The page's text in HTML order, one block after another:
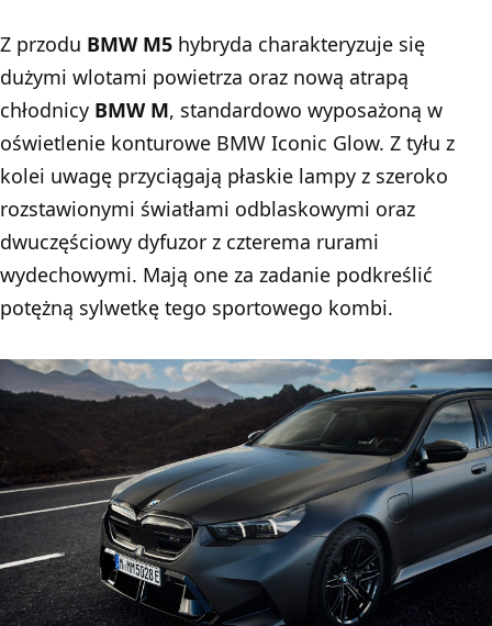
Z przodu BMWM5 hybryda charakteryzuje się
dużymi wlotami powietrza oraz nową atrapą
chłodnicy BMW M, standardowo wyposażoną w
oświetlenie konturowe BMW Iconic Glow. Z tyłu z
kolei uwagę przyciągają płaskie lampy z szeroko
rozstawionymi światłami odblaskowymi oraz
dwuczęściowy dyfuzor z czterema rurami
wydechowymi. Mają one za zadanie podkreślić
potężną sylwetkę tego sportowego kombi.